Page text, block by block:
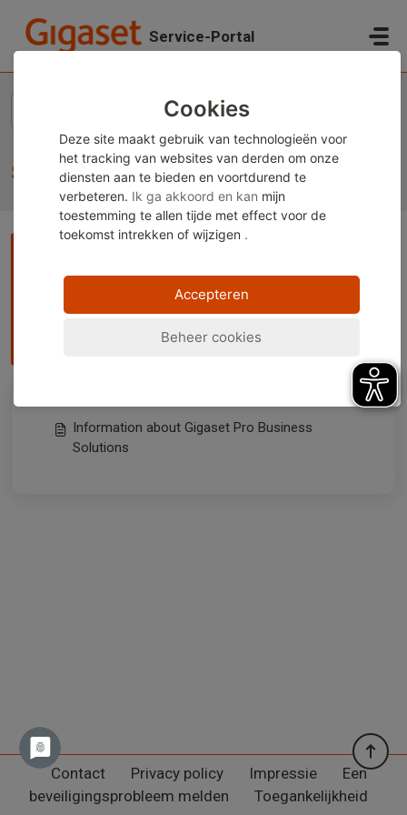
Service-Portal
Service (1)
in het Duits en Engels. U kunt de ingebouwde vertaalfunctie
van uw browser gebruiken om deze pagina in uw gewenste
taal weer te geven. Instructies zijn beschikbaar voor
Microsoft Edge of
Information about Gigaset Pro Business
Solutions
Contact Privacy policy Impressie
Een
beveiligingsprobleem melden
Toegankelijkheid
Cookies
Deze site maakt gebruik van technologieën voor
het tracking van websites van derden om onze
diensten aan te bieden en voortdurend te
verbeteren. Ik ga akkoord en kan mijn
toestemming te allen tijde met effect voor de
toekomst intrekken of wijzigen .
Accepteren
Beheer cookies